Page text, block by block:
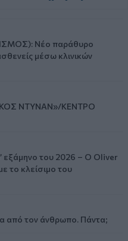
Νέο παράθυρο
μέσω κλινικών
ΝΤΥΝΑΝ»/ΚΕΝΤΡΟ
εξάμηνο του 2026 – Ο Oliver
το κλείσιμο του
από τον άνθρωπο. Πάντα;